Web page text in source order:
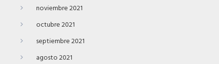
noviembre 2021
octubre 2021
septiembre 2021
agosto 2021